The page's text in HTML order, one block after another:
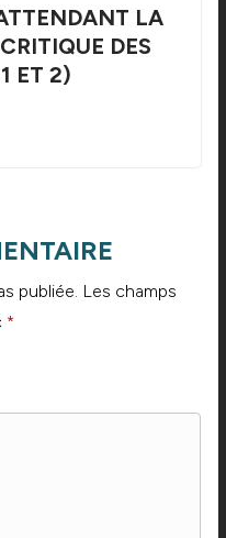
LA
DES
ET 2)
publiée. Les champs
*